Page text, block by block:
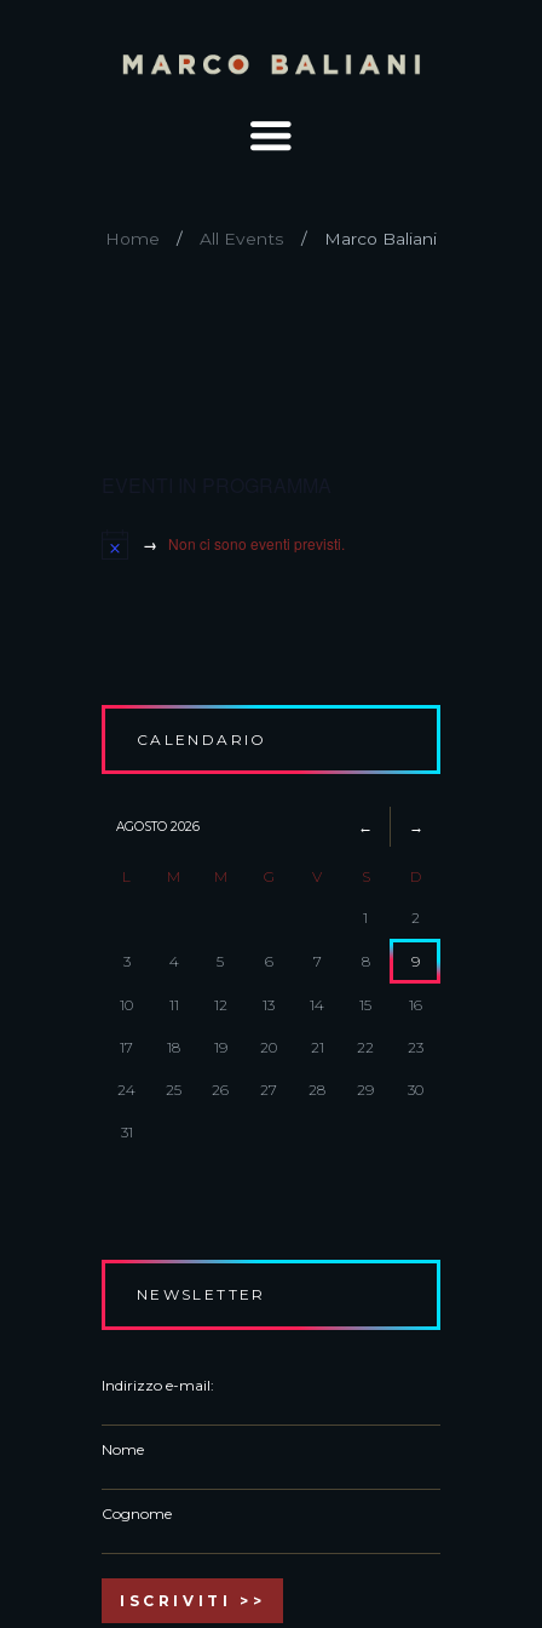
Home All Events Marco Baliani
Non ci sono eventi previsti.
CALENDARIO
AGOSTO 2026
L M M G V S D
1 2
3 4 5 6 7 8 9
10 11 12 13 14 15 16
17 18 19 20 21 22 23
24 25 26 27 28 29 30
31
NEWSLETTER
Indirizzo e-mail:
Nome
Cognome